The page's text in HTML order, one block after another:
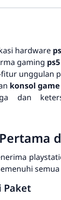
hardware
gaming ps5
unggulan
konsol game
dan
Paket